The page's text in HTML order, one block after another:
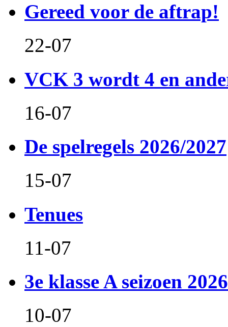
Gereed voor de aftrap!
22-07
VCK 3 wordt 4 en
16-07
De spelregels 2026/2027
15-07
Tenues
11-07
3e klasse A seizoen
10-07